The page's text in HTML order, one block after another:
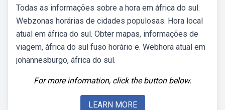
Todas as informações sobre a hora em áfrica do sul.
Webzonas horárias de cidades populosas. Hora local
atual em áfrica do sul. Obter mapas, informações de
viagem, áfrica do sul fuso horário e. Webhora atual em
johannesburgo, áfrica do sul.
For more information, click the button below.
LEARN MORE